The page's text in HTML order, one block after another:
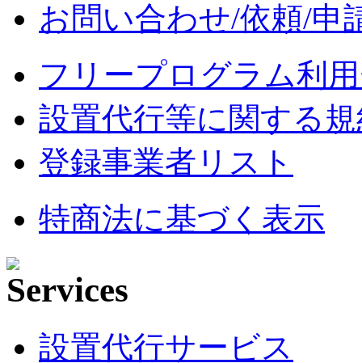
お問い合わせ/依頼/申
フリープログラム利
設置代行等に関する
登録事業者リスト
特商法に基づく表示
設置代行サービス